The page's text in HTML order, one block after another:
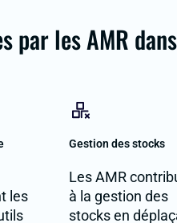
par les AMR
les
Gestion des stocks
Les AMR
à la gestion des
stocks en